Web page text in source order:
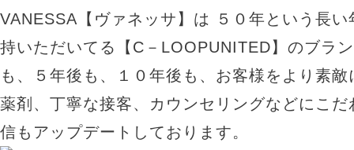
VANESSA【ヴァネッサ】は ５０年という長
持いただいてる【C－LOOPUNITED】のブラ
も、５年後も、１０年後も、お客様をより素
薬剤、丁寧な接客、カウンセリングなどにこ
信もアップデートしております。